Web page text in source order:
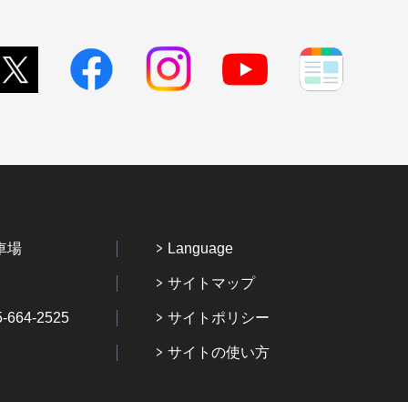
場
664-2525
Language
サイトマップ
サイトポリシー
サイトの使い方